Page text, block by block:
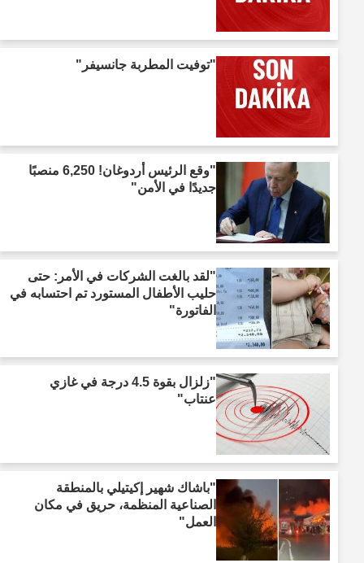
"توفيت المطربة جانسيفر"
"وقع الرئيس أردوغان! 6,250 منصبًا
جديدًا في الأمن"
"لقد بالغت الشركات في الأمر: حتى
حليب الأطفال المستورد تم احتسابه في
الفاتورة"
"زلزال بقوة 4.5 درجة في غازي
عنتاب"
"باشاك شهير إكيتيلي بالمنطقة
الصناعية المنظمة، حريق في مكان
العمل"